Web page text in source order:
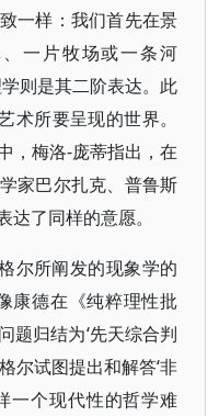
一样：我们首先在景
一片牧场或一条河
则是其二阶表达。此
术所要呈现的世界。
，梅洛-庞蒂指出，在
家巴尔扎克、普鲁斯
了同样的意愿。
尔所阐发的现象学的
康德在《纯粹理性批
题归结为‘先天综合判
尔试图提出和解答‘非
一个现代性的哲学难